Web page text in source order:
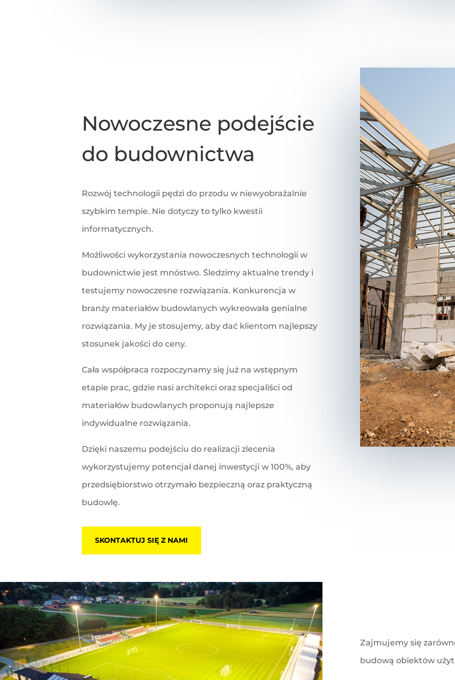
Nowoczesne podejście
do budownictwa
Rozwój technologii pędzi do przodu w niewyobrażalnie
szybkim tempie. Nie dotyczy to tylko kwestii
informatycznych.
Możliwości wykorzystania nowoczesnych technologii w
budownictwie jest mnóstwo. Śledzimy aktualne trendy i
testujemy nowoczesne rozwiązania. Konkurencja w
branży materiałów budowlanych wykreowała genialne
rozwiązania. My je stosujemy, aby dać klientom najlepszy
stosunek jakości do ceny.
Cała współpraca rozpoczynamy się już na wstępnym
etapie prac, gdzie nasi architekci oraz specjaliści od
materiałów budowlanych proponują najlepsze
indywidualne rozwiązania.
Dzięki naszemu podejściu do realizacji zlecenia
wykorzystujemy potencjał danej inwestycji w 100%, aby
przedsiębiorstwo otrzymało bezpieczną oraz praktyczną
budowlę.
SKONTAKTUJ SIĘ Z NAMI
Zajmujemy się
budową obiektów